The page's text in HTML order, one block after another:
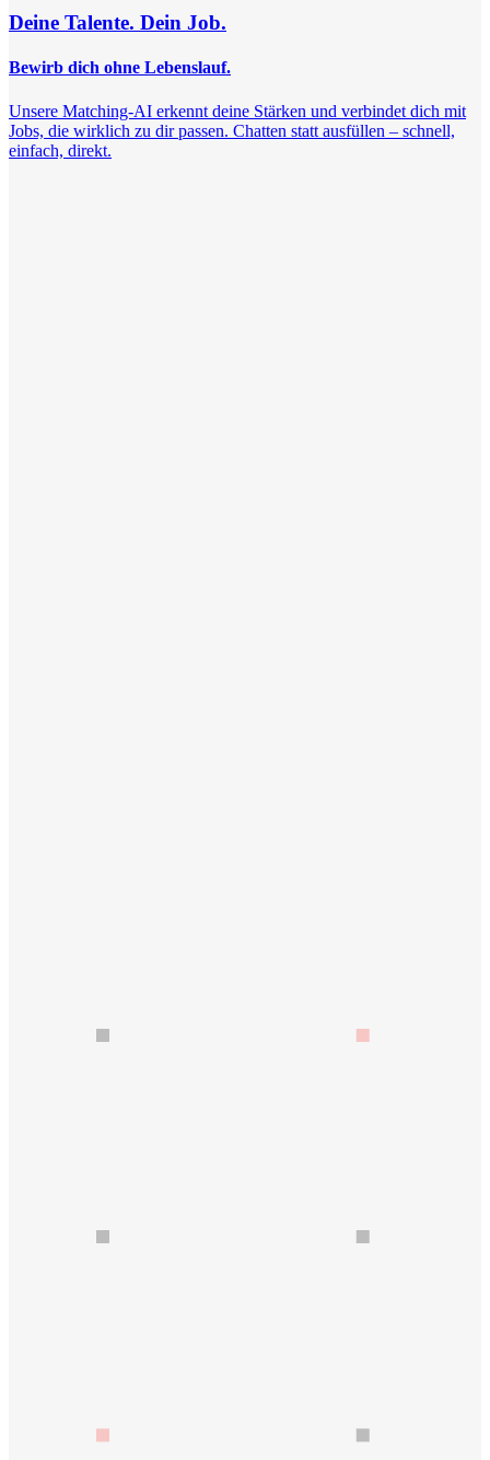
Deine Talente. Dein Job.
Bewirb dich ohne Lebenslauf.
Unsere Matching-AI erkennt deine Stärken und verbindet dich mit
Jobs, die wirklich zu dir passen. Chatten statt ausfüllen – schnell,
einfach, direkt.